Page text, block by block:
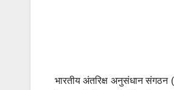
भारतीय अंतरिक्ष अनुसंधान